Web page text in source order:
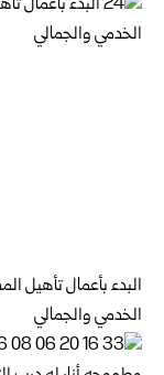
البدء بأعمال تأهيل
الخدمي والجمالي